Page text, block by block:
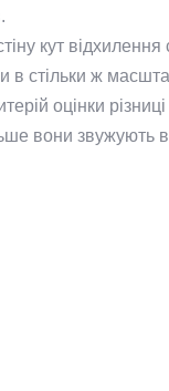
кут відхилення
в стільки ж
оцінки
вони звужують